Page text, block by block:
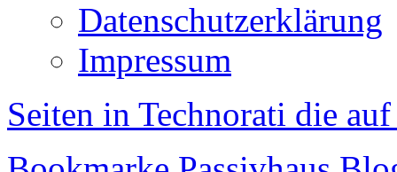
Datenschutzerklärung
Impressum
Seiten in Technorati die